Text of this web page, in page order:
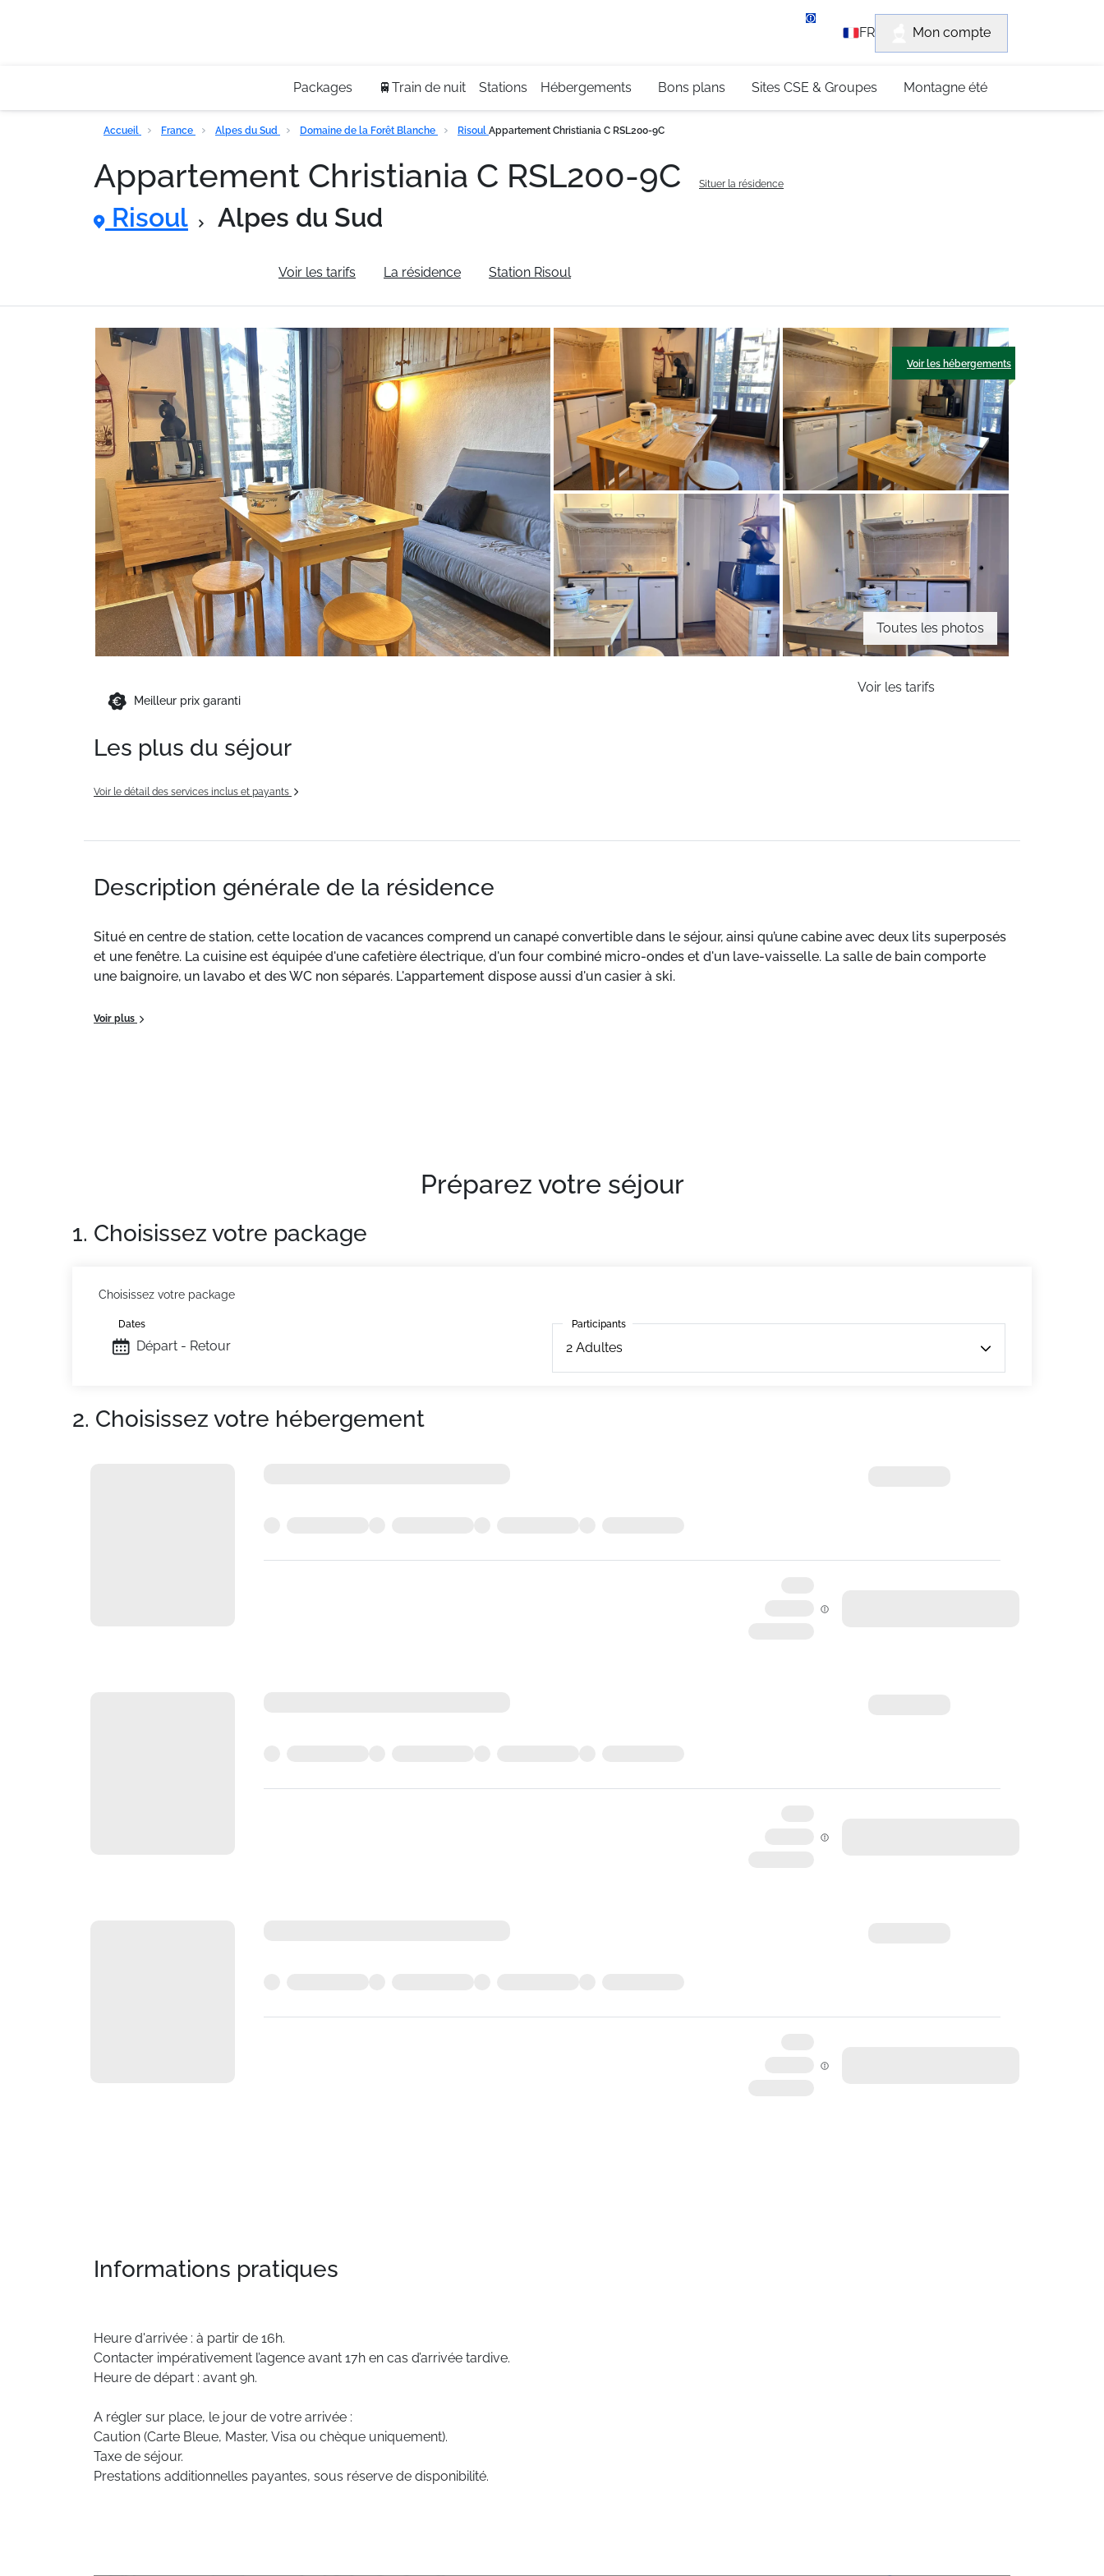
+33 (0)4 79 96 30 69
FR Mon compte
Packages 🚆Train de nuit Stations Hébergements Bons plans Sites CSE & Groupes Montagne été
Accueil France Alpes du Sud Domaine de la Forêt Blanche Risoul Appartement Christiania C RSL200-9C
Appartement Christiania C RSL200-9C Situer la résidence
Risoul Alpes du Sud
Voir les tarifs La résidence Station Risoul
Toutes les photos
Voir les hébergements
Meilleur prix garanti
Voir les tarifs
Les plus du séjour
Voir le détail des services inclus et payants
Description générale de la résidence
Situé en centre de station, cette location de vacances comprend un canapé convertible dans le séjour, ainsi qu’une cabine avec deux lits superposés
et une fenêtre. La cuisine est équipée d'une cafetière électrique, d'un four combiné micro-ondes et d'un lave-vaisselle. La salle de bain comporte
une baignoire, un lavabo et des WC non séparés. L'appartement dispose aussi d'un casier à ski.
Les plus de l’appartement : Immeuble en pied de piste et proche de tous commerces.
Voir plus
Préparez votre séjour
1. Choisissez votre package
Choisissez votre package
Départ - Retour
Dates Participants
2 Adultes
Participants
2. Choisissez votre hébergement
Informations pratiques
Heure d'arrivée : à partir de 16h.
Contacter impérativement l’agence avant 17h en cas d’arrivée tardive.
Heure de départ : avant 9h.
A régler sur place, le jour de votre arrivée :
Caution (Carte Bleue, Master, Visa ou chèque uniquement).
Taxe de séjour.
Prestations additionnelles payantes, sous réserve de disponibilité.